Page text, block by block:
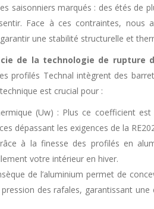
saisonniers marqués : des étés de
Face à ces contraintes, nous
une stabilité structurelle et
de la technologie de rupture
profilés Technal intègrent des
est crucial pour :
(Uw) : Plus ce coefficient
dépassant les exigences de la
à la finesse des profilés en
votre intérieur en hiver.
de l’aluminium permet de
des rafales, garantissant une